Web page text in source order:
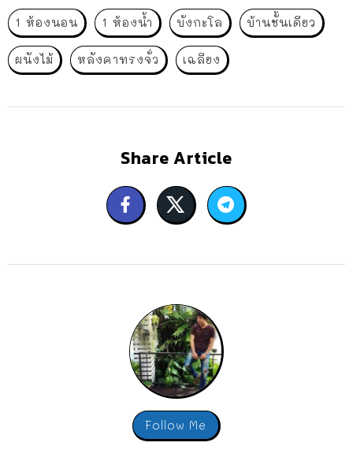
1 ห้องนอน 1 ห้องน้ำ บังกะโล บ้านชั้นเดียว
ผนังไม้ หลังคาทรงจั่ว เฉลียง
Share Article
Follow Me